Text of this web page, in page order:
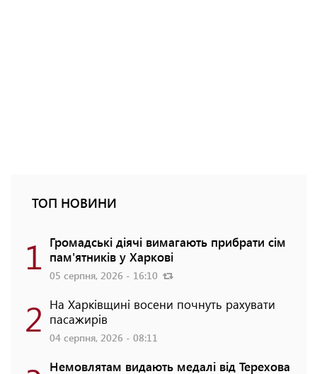
ТОП НОВИНИ
1 Громадські діячі вимагають прибрати сім
пам'ятників у Харкові
05 серпня, 2026 - 16:10
2 На Харківщині восени почнуть рахувати
пасажирів
04 серпня, 2026 - 08:11
Немовлятам видають медалі від Терехова